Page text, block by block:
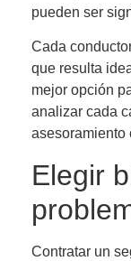
pueden ser
Cada
que resulta
mejor opción
analizar cada
asesoramiento
Elegir
Contratar un